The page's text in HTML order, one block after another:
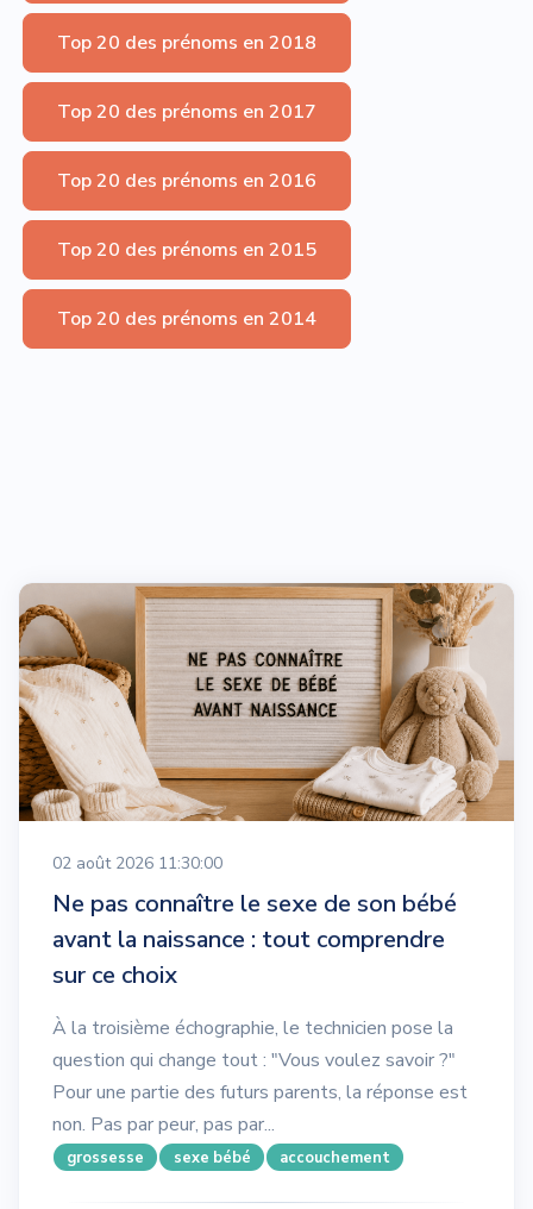
Top 20 des prénoms en 2018
Top 20 des prénoms en 2017
Top 20 des prénoms en 2016
Top 20 des prénoms en 2015
Top 20 des prénoms en 2014
02 août 2026 11:30:00
Ne pas connaître le sexe de son bébé
avant la naissance : tout comprendre
sur ce choix
À la troisième échographie, le technicien pose la
question qui change tout : "Vous voulez savoir ?"
Pour une partie des futurs parents, la réponse est
non. Pas par peur, pas par...
grossesse sexe bébé accouchement